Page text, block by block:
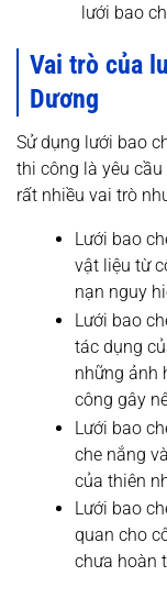
lưới bao
Vai trò của
Dương
Sử dụng lưới bao
thi công là yêu
rất nhiều vai trò
Lưới bao
vật liệu từ
nạn nguy
Lưới bao
tác dụng
những ảnh
công gây
Lưới bao
che nắng
của thiên
Lưới bao
quan cho
chưa hoàn